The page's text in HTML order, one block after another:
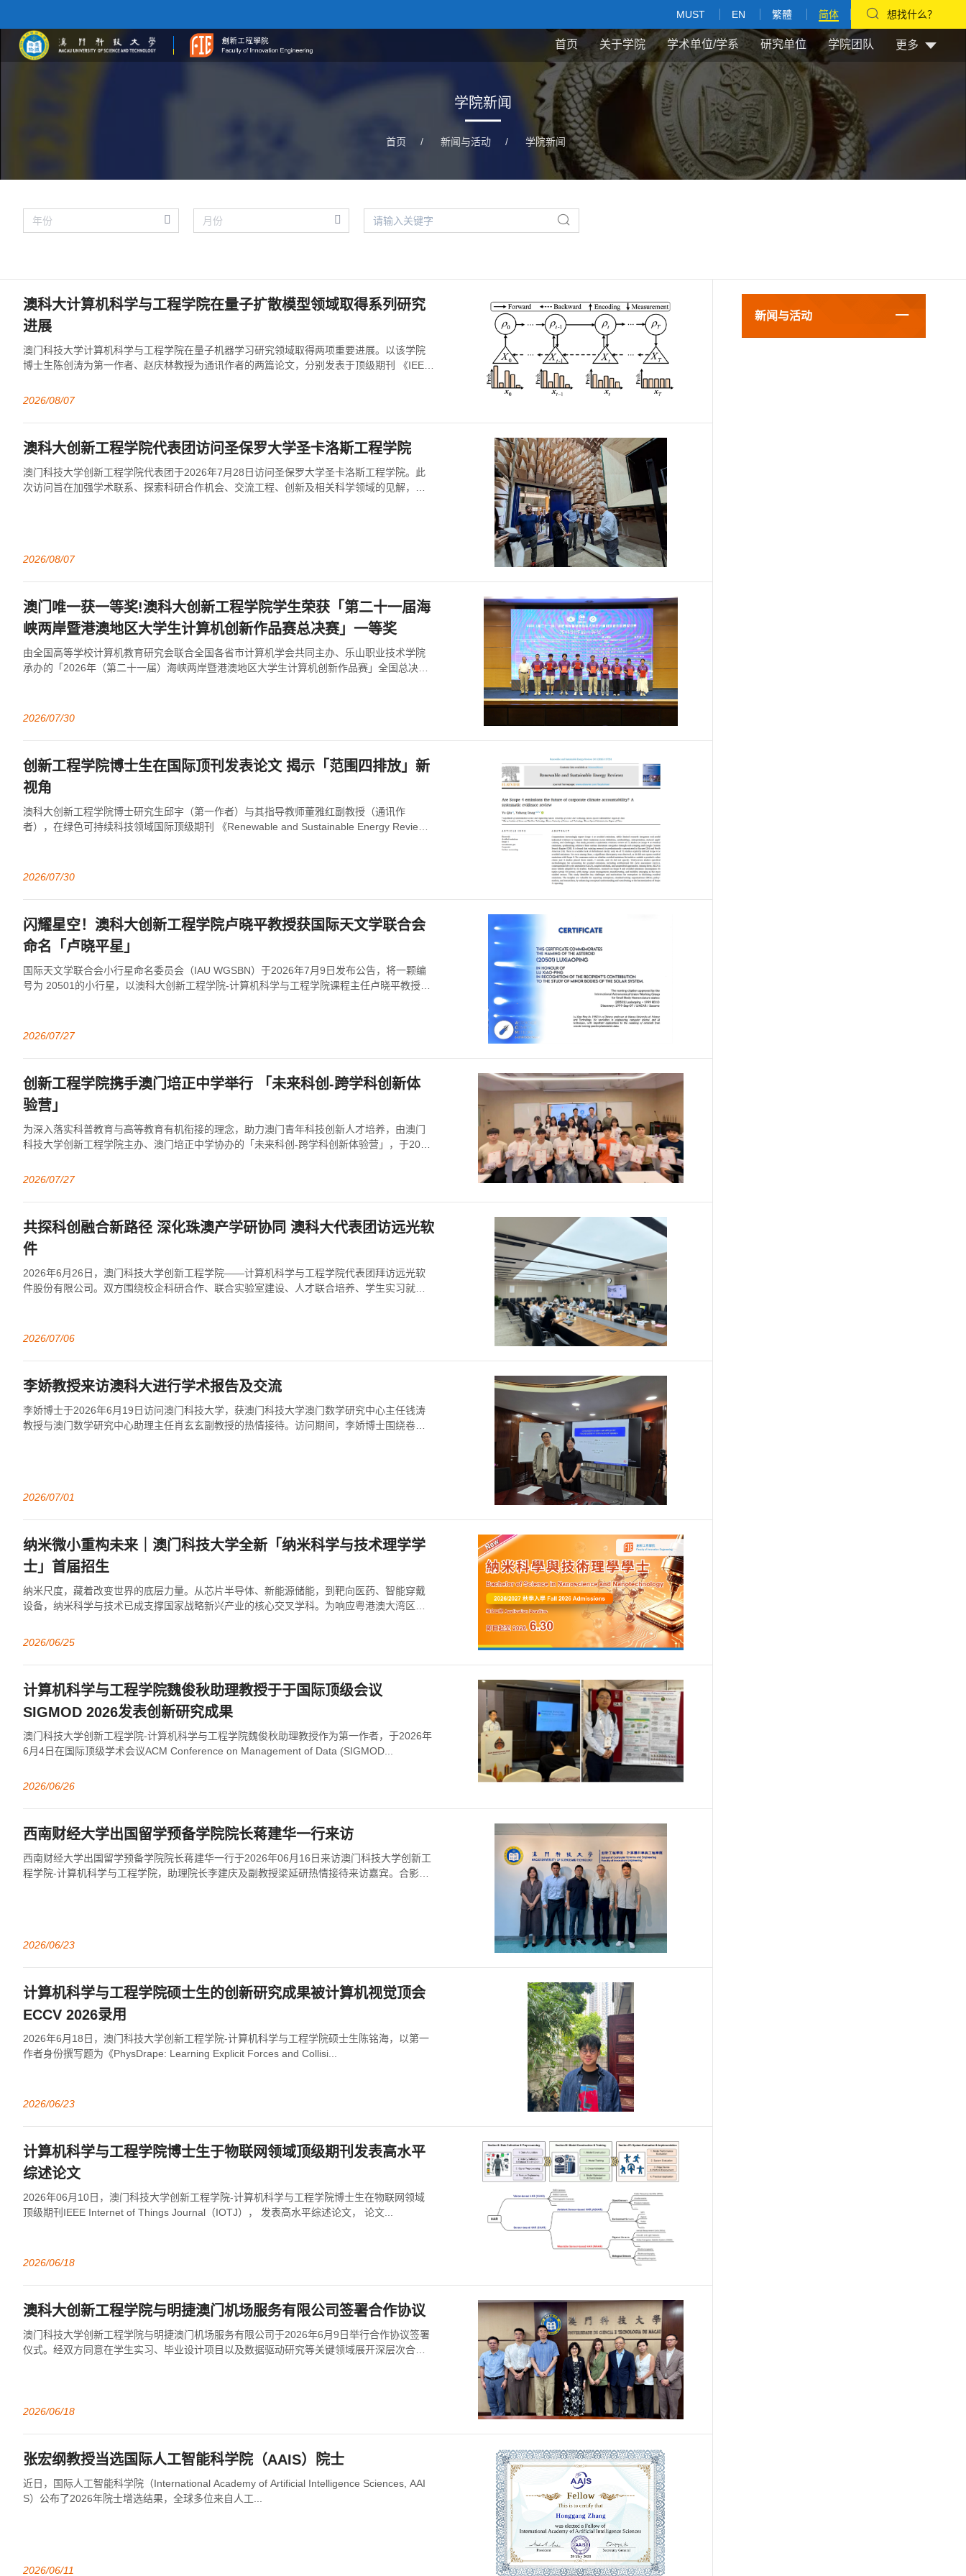
MUST EN 繁體 简体 想找什么？
首页 关于学院 学术单位/学系 研究单位 学院团队 更多
学院新闻
首页 / 新闻与活动 / 学院新闻
澳科大计算机科学与工程学院在量子扩散模型领域取得系列研究
进展
澳门科技大学计算机科学与工程学院在量子机器学习研究领域取得两项重要进展。以该学院
博士生陈创涛为第一作者、赵庆林教授为通讯作者的两篇论文，分别发表于顶级期刊 《IEEE
2026/08/07
澳科大创新工程学院代表团访问圣保罗大学圣卡洛斯工程学院
澳门科技大学创新工程学院代表团于2026年7月28日访问圣保罗大学圣卡洛斯工程学院。此
次访问旨在加强学术联系、探索科研合作机会、交流工程、创新及相关科学领域的见解，并
2026/08/07
澳门唯一获一等奖!澳科大创新工程学院学生荣获「第二十一届海
峡两岸暨港澳地区大学生计算机创新作品赛总决赛」一等奖
由全国高等学校计算机教育研究会联合全国各省市计算机学会共同主办、乐山职业技术学院
承办的「2026年（第二十一届）海峡两岸暨港澳地区大学生计算机创新作品赛」全国总决赛
2026/07/30
创新工程学院博士生在国际顶刊发表论文 揭示「范围四排放」新
视角
澳科大创新工程学院博士研究生邱宇（第一作者）与其指导教师董雅红副教授（通讯作
者），在绿色可持续科技领域国际顶级期刊 《Renewable and Sustainable Energy Review
2026/07/30
闪耀星空！澳科大创新工程学院卢晓平教授获国际天文学联合会
命名「卢晓平星」
国际天文学联合会小行星命名委员会（IAU WGSBN）于2026年7月9日发布公告，将一颗编
号为 20501的小行星，以澳科大创新工程学院-计算机科学与工程学院课程主任卢晓平教授的
2026/07/27
创新工程学院携手澳门培正中学举行 「未来科创-跨学科创新体
验营」
为深入落实科普教育与高等教育有机衔接的理念，助力澳门青年科技创新人才培养，由澳门
科技大学创新工程学院主办、澳门培正中学协办的「未来科创-跨学科创新体验营」，于2026
2026/07/27
共探科创融合新路径 深化珠澳产学研协同 澳科大代表团访远光软
件
2026年6月26日，澳门科技大学创新工程学院——计算机科学与工程学院代表团拜访远光软
件股份有限公司。双方围绕校企科研合作、联合实验室建设、人才联合培养、学生实习就业
2026/07/06
李娇教授来访澳科大进行学术报告及交流
李娇博士于2026年6月19日访问澳门科技大学，获澳门科技大学澳门数学研究中心主任钱涛
教授与澳门数学研究中心助理主任肖玄玄副教授的热情接待。访问期间，李娇博士围绕卷积
2026/07/01
纳米微小重构未来｜澳门科技大学全新「纳米科学与技术理学学
士」首届招生
纳米尺度，藏着改变世界的底层力量。从芯片半导体、新能源储能，到靶向医药、智能穿戴
设备，纳米科学与技术已成支撑国家战略新兴产业的核心交叉学科。为响应粤港澳大湾区科
2026/06/25
计算机科学与工程学院魏俊秋助理教授于于国际顶级会议
SIGMOD 2026发表创新研究成果
澳门科技大学创新工程学院-计算机科学与工程学院魏俊秋助理教授作为第一作者，于2026年
6月4日在国际顶级学术会议ACM Conference on Management of Data (SIGMOD...
2026/06/26
西南财经大学出国留学预备学院院长蒋建华一行来访
西南财经大学出国留学预备学院院长蒋建华一行于2026年06月16日来访澳门科技大学创新工
程学院-计算机科学与工程学院，助理院长李建庆及副教授梁延研热情接待来访嘉宾。合影在
2026/06/23
计算机科学与工程学院硕士生的创新研究成果被计算机视觉顶会
ECCV 2026录用
2026年6月18日，澳门科技大学创新工程学院-计算机科学与工程学院硕士生陈铭海，以第一
作者身份撰写题为《PhysDrape: Learning Explicit Forces and Collisi...
2026/06/23
计算机科学与工程学院博士生于物联网领域顶级期刊发表高水平
综述论文
2026年06月10日，澳门科技大学创新工程学院-计算机科学与工程学院博士生在物联网领域
顶级期刊IEEE Internet of Things Journal（IOTJ）， 发表高水平综述论文， 论文...
2026/06/18
澳科大创新工程学院与明捷澳门机场服务有限公司签署合作协议
澳门科技大学创新工程学院与明捷澳门机场服务有限公司于2026年6月9日举行合作协议签署
仪式。经双方同意在学生实习、毕业设计项目以及数据驱动研究等关键领域展开深层次合
2026/06/18
张宏纲教授当选国际人工智能科学院（AAIS）院士
近日，国际人工智能科学院（International Academy of Artificial Intelligence Sciences, AAI
S）公布了2026年院士增选结果，全球多位来自人工...
2026/06/11
新闻与活动